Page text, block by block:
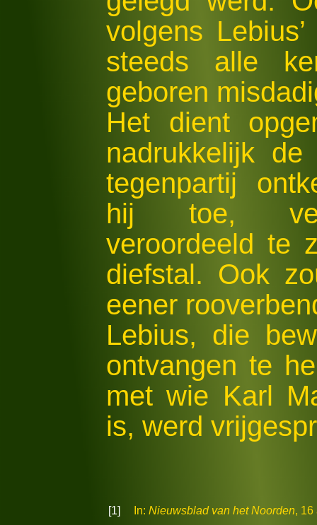
volgens
steeds alle
geboren
Het dient
nadrukkelijk
tegenpartij
hij toe,
veroordeeld te
diefstal. Ook
eener
Lebius, die
ontvangen te
met wie Karl
is, werd
[1] In: Nieuwsblad van het Noorden, 16